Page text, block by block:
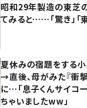
昭和29年製造の東芝
てみると……「驚き」「
夏休みの宿題をする
→直後、母がみた『衝
に…「息子くんサイコ
ちゃいましたww」